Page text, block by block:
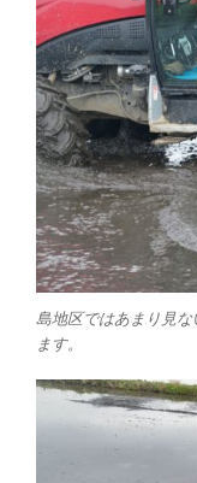
島地区ではあまり見
ます。